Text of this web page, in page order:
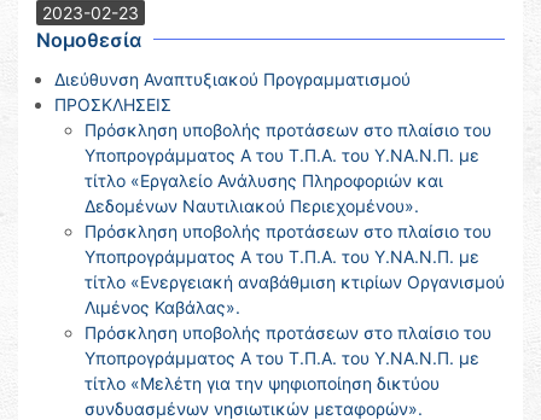
2023-02-23
Νομοθεσία
Διεύθυνση Αναπτυξιακού Προγραμματισμού
ΠΡΟΣΚΛΗΣΕΙΣ
Πρόσκληση υποβολής προτάσεων στο πλαίσιο του
Υποπρογράμματος Α του Τ.Π.Α. του Υ.ΝΑ.Ν.Π. με
τίτλο «Εργαλείο Ανάλυσης Πληροφοριών και
Δεδομένων Ναυτιλιακού Περιεχομένου».
Πρόσκληση υποβολής προτάσεων στο πλαίσιο του
Υποπρογράμματος Α του Τ.Π.Α. του Υ.ΝΑ.Ν.Π. με
τίτλο «Ενεργειακή αναβάθμιση κτιρίων Οργανισμού
Λιμένος Καβάλας».
Πρόσκληση υποβολής προτάσεων στο πλαίσιο του
Υποπρογράμματος Α του Τ.Π.Α. του Υ.ΝΑ.Ν.Π. με
τίτλο «Μελέτη για την ψηφιοποίηση δικτύου
συνδυασμένων νησιωτικών μεταφορών».